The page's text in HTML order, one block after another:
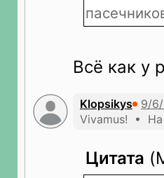
Всё как у
Klopsikys
Vivamus! • На
Цитата